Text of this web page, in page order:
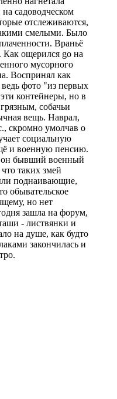
садоводческом
отслеживаются,
смелыми. Было
Враньё
ощерился go на
мусорного
Воспринял как
фото "из первых
контейнеры, но в
собачьи
вещь. Наврал,
скромно умолчав о
социальную
и военную пенсию.
он бывший военный
таких змей
поднаивающие,
обывательское
но нет
зашла на форум,
- листвянки и
на душе, как будто
закончилась и